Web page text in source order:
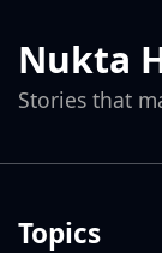
Nukta
Stories that
Topics